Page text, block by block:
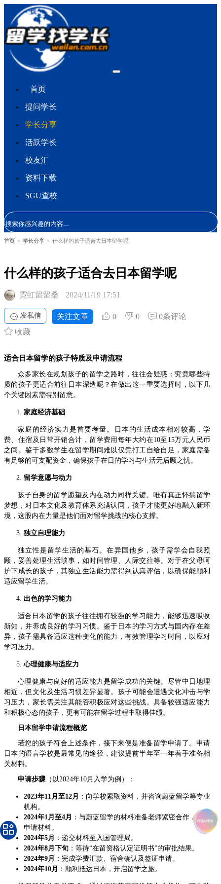
首页
提问学长
学长分享
活跃学长
校友汇
资料下载
SGU查校
首页 > 学长分享 > 什么样的孩子适合去日本留学呢
什么样的孩子适合去日本留学呢
霓虹留留桑 2024/11/19 17:51
发私信 关注文章 0 0
0条评论
收藏
适合日本留学的孩子特质及申请流程
众多家长在规划孩子的留学之路时，往往会疑惑：究竟哪些特
质的孩子更适合前往日本深造呢？在做出这一重要选择时，以下几
个关键因素需特别留意。
家庭经济基础
家庭的经济实力是首要考量。日本的生活成本相对较高，学
费、住宿及日常开销合计，留学费用每年大约在10至15万元人民币
之间。鉴于多数学生在留学期间难以仅凭打工自给自足，家庭需备
有足够的可支配资金，确保孩子在日的学习与生活无后顾之忧。
留学意愿与动力
孩子自身的留学愿望及内在动力同样关键。唯有真正怀揣留学
梦想，对日本文化及教育体系充满认同，孩子才能更好地融入新环
境，这股内在力量是他们面对留学挑战的核心支撑。
独立自理能力
独立性是留学生活的基石。在异国他乡，孩子需学会自我照
顾，妥善处理生活琐事，如时间管理、人际交往等。对于在父母呵
护下成长的孩子，其独立生活能力需得到认真评估，以确保能顺利
适应留学生活。
出色的学习能力
适合日本留学的孩子往往拥有较强的学习能力，能够迅速吸收
新知，并养成良好的学习习惯。鉴于日本的学习方式与国内存在差
异，孩子需具备适应这种变化的能力，有效管理学习时间，以应对
学习压力。
心理健康与适应力
心理健康与良好的适应能力是留学成功的关键。尽管中日地理
相近，但文化及生活习惯差异显著。孩子可能会遭遇文化冲击与学
习压力，家长需关注其能否积极应对这些挑战。具备较强适应能力
和积极心态的孩子，更有可能在留学过程中取得佳绩。
日本留学申请流程概览
若您的孩子符合上述条件，接下来便是准备留学申请了。申请
日本的语言学校是最常见的途径，建议提前半年至一年着手准备相
关材料。
申请步骤 （以2024年10月入学为例）：
2023年11月至12月
：向学校索取资料，并咨询蔚蓝留学等专业
机构。
2024年1月至4月
：与蔚蓝留学的材料准备老师紧密合作，完善
申请材料。
2024年5月
：递交材料至入国管理局。
2024年8月下旬 ：等待“在留资格认定证明书”的审批结果。
2024年9月
：完成学费汇款、宿舍确认及签证申请。
2024年10月
：顺利抵达日本，开启留学之旅。